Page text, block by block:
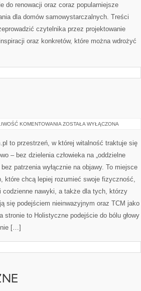
do renowacji oraz coraz popularniejsze
dla domów samowystarczalnych. Treści
czytelnika przez projektowanie
oraz konkretów, które można wdrożyć
KOMENTOWANIA ODŻYWIANIE
ZOSTAŁA WYŁĄCZONA
to przestrzeń, w której witalność traktuje się
– bez dzielenia człowieka na „oddzielne
patrzenia wyłącznie na objawy. To miejsce
które chcą lepiej rozumieć swoje fizyczność,
codzienne nawyki, a także dla tych, którzy
się podejściem nieinwazyjnym oraz TCM jako
stronie to Holistyczne podejście do bólu głowy
[…]